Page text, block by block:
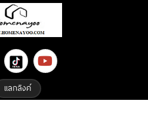
แลกลิงค์